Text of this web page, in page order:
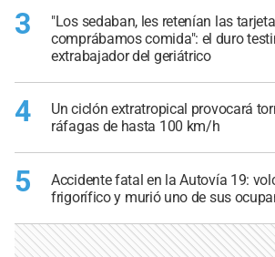
3
"Los sedaban, les retenían las
comprábamos comida": el duro
extrabajador del geriátrico
4
Un ciclón extratropical provocará
ráfagas de hasta 100 km/h
5
Accidente fatal en la Autovía 19:
frigorífico y murió uno de sus